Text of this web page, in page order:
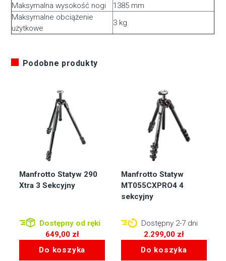
Maksymalna wysokość nogi
1385 mm
Maksymalne obciążenie
użytkowe
3 kg
Podobne produkty
Manfrotto Statyw 290
Xtra 3 Sekcyjny
Dostępny od ręki
649,00 zł
Do koszyka
Manfrotto Statyw
MT055CXPRO4 4
sekcyjny
Dostępny 2-7 dni
2.299,00 zł
Do koszyka